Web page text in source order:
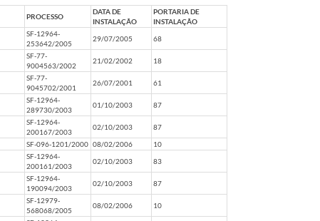
PROCESSO
DATA DE
INSTALAÇÃO
PORTARIA DE
INSTALAÇÃO
SF-12964-
253642/2005
29/07/2005 68
SF-77-
9004563/2002
21/02/2002 18
SF-77-
9045702/2001
26/07/2001 61
SF-12964-
289730/2003
01/10/2003 87
SF-12964-
200167/2003
02/10/2003
87
SF-096-1201/2000 08/02/2006
10
SF-12964-
200161/2003
02/10/2003 83
SF-12964-
190094/2003
02/10/2003 87
SF-12979-
568068/2005
08/02/2006
10